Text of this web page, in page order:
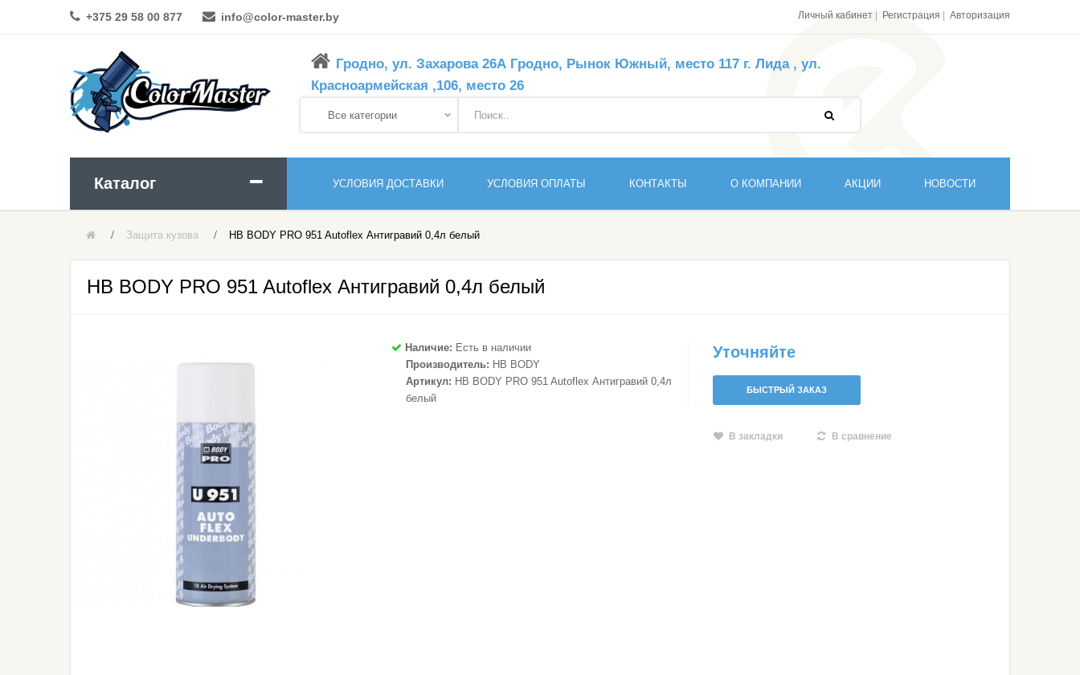
+375 29 58 00 877 info@color-master.by Личный кабинет Регистрация Авторизация
Гродно, ул. Захарова 26А Гродно, Рынок Южный, место 117 г. Лида , ул.
Красноармейская ,106, место 26
Каталог
Абразивы Для Шлифовки
Средства Индивидуальной
Полировка И Защита
Материалы Для Подготовки
Ткани И Плёнки
УСЛОВИЯ ДОСТАВКИ УСЛОВИЯ ОПЛАТЫ КОНТАКТЫ О КОМПАНИИ АКЦИИ НОВОСТИ
Защита кузова HB BODY PRO 951 Autoflex Антигравий 0,4л белый
HB BODY PRO 951 Autoflex Антигравий 0,4л белый
Наличие: Есть в наличии
Производитель: HB BODY
Артикул: HB BODY PRO 951 Autoflex Антигравий 0,4л
белый
Уточняйте
БЫСТРЫЙ ЗАКАЗ
В закладки В сравнение